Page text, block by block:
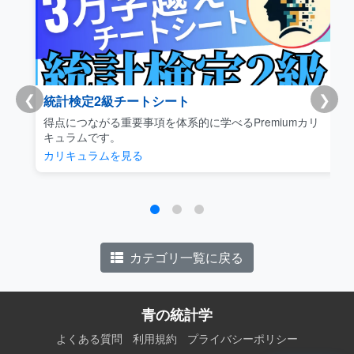
❮ ❯
統計検定2級チートシート
得点につながる重要事項を体系的に学べるPremiumカリ
キュラムです。
カリキュラムを見る
カテゴリ一覧に戻る
青の統計学
よくある質問 利用規約 プライバシーポリシー